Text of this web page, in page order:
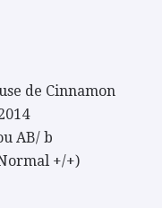
de Cinnamon
AB/ b
+/+)